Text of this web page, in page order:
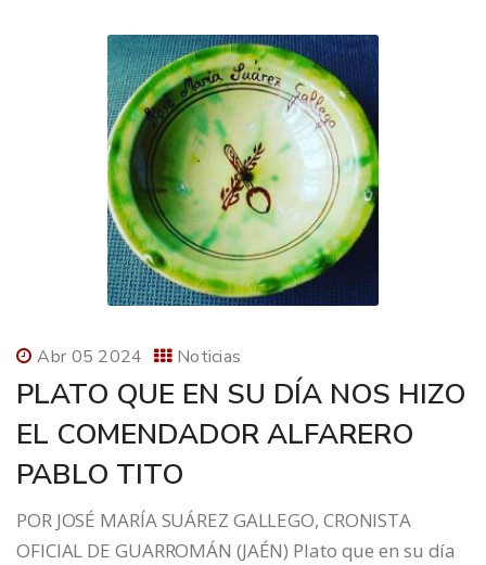
Abr 05 2024 Noticias
PLATO QUE EN SU DÍA NOS HIZO
EL COMENDADOR ALFARERO
PABLO TITO
POR JOSÉ MARÍA SUÁREZ GALLEGO, CRONISTA
OFICIAL DE GUARROMÁN (JAÉN) Plato que en su día